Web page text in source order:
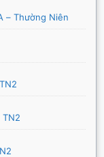
– Thường Niên
TN2